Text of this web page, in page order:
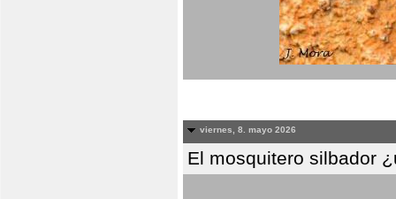
viernes, 8. mayo 2026
El mosquitero silbador